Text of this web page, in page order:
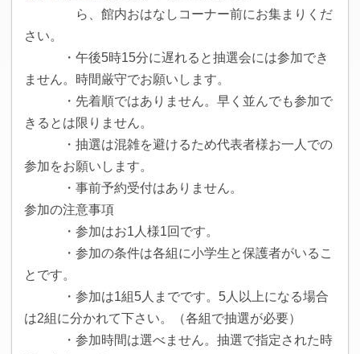
ら、館内おはなしコーナー前にお集まり くだ
さい。
・午後5時15分に遅れると抽選会には参加でき
ません。時間厳守でお願いします。
・先着順ではありません。早く並んでも参加で
きるとは限りません。
・抽選は混雑を避けるため代表者様お一人での
参加をお願いします。
・事前予約受付はありません。
参加の注意事項
・参加はお1人様1回です。
・参加の条件は各組に小学生と保護者がいるこ
と です。
・参加は1組5人までです。5人以上になる場合
は2組に分かれて下さい。（各組で抽選が必要）
・参加時間は選べません。抽選で指定された時